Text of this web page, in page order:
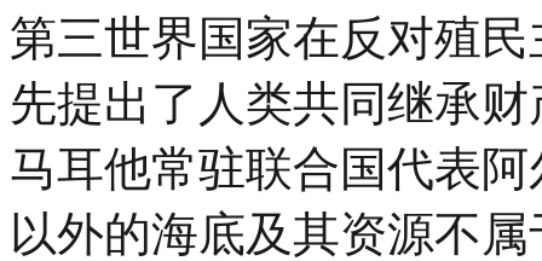
第三世界国家在反对殖
先提出了人类共同继承
马耳他常驻联合国代表
以外的海底及其资源不